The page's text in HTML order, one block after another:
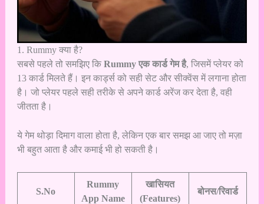
1. Rummy क्या है?
सबसे पहले तो समझिए कि Rummy एक कार्ड गेम है, जिसमें प्लेयर को
13 कार्ड मिलते हैं। इन कार्ड्स को सही सेट और सीक्वेंस में लगाना होता
है। जो प्लेयर पहले सही तरीके से अपने कार्ड अरेंज कर देता है, वही
जीतता है।
ये गेम थोड़ा दिमाग वाला होता है, लेकिन एक बार समझ आ जाए तो मज़ा
भी बहुत आता है और कमाई भी हो सकती है।
S.No
Rummy
App Name
खासियत
(Features)
बोनस/रिवार्ड